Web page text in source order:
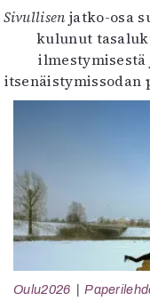
Sivullisenjatko-osa
kulunut
ilmestymisestä
itsenäistymissodan
Oulu2026